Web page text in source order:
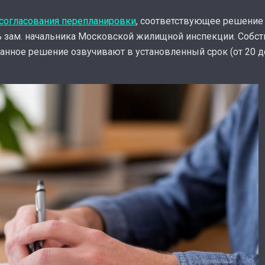
перепланировки, соответствующее решение
начальника Московской жилищной инспекции.
решение озвучивают в установленный срок (от 20